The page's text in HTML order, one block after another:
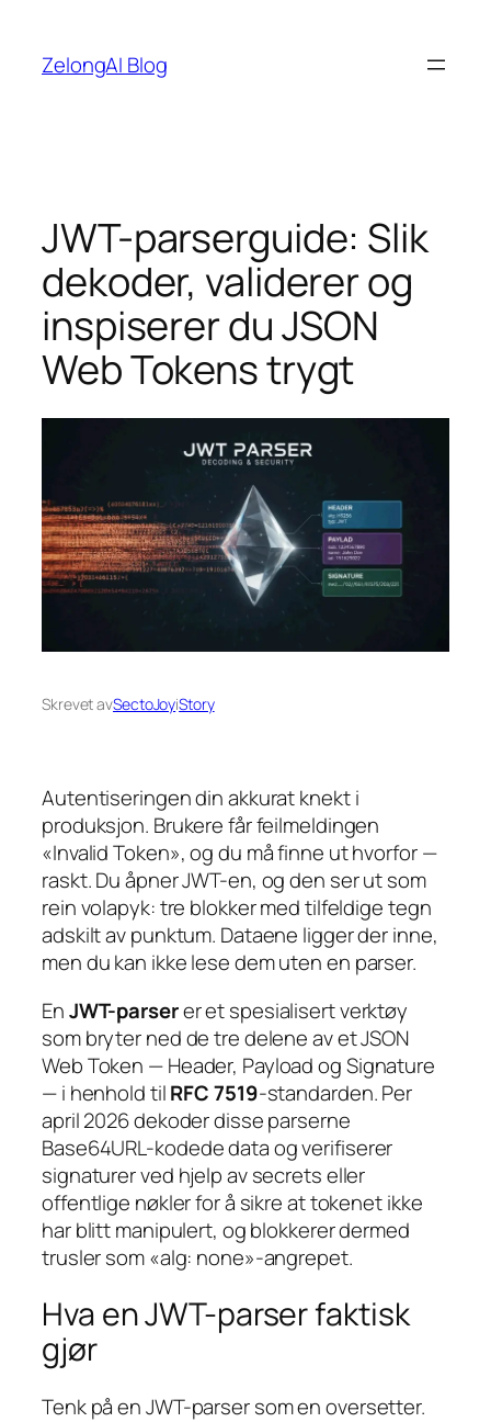
innhold
ZelongAI Blog
JWT-parserguide: Slik
dekoder, validerer og
inspiserer du JSON
Web Tokens trygt
Skrevet avSectoJoyiStory
Autentiseringen din akkurat knekt i
produksjon. Brukere får feilmeldingen
«Invalid Token», og du må finne ut hvorfor —
raskt. Du åpner JWT-en, og den ser ut som
rein volapyk: tre blokker med tilfeldige tegn
adskilt av punktum. Dataene ligger der inne,
men du kan ikke lese dem uten en parser.
EnJWT-parserer et spesialisert verktøy
som bryter ned de tre delene av et JSON
Web Token — Header, Payload og Signature
— i henhold tilRFC 7519-standarden. Per
april 2026 dekoder disse parserne
Base64URL-kodede data og verifiserer
signaturer ved hjelp av secrets eller
offentlige nøkler for å sikre at tokenet ikke
har blitt manipulert, og blokkerer dermed
trusler som «alg: none»-angrepet.
Hva en JWT-parser faktisk
gjør
Tenk på en JWT-parser som en oversetter.